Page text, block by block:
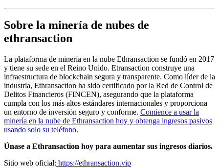
Sobre la minería de nubes de
ethransaction
La plataforma de minería en la nube Ethransaction se fundó en 2017
y tiene su sede en el Reino Unido. Etransaction construye una
infraestructura de blockchain segura y transparente. Como líder de la
industria, Ethransaction ha sido certificado por la Red de Control de
Delitos Financieros (FINCEN), asegurando que la plataforma
cumpla con los más altos estándares internacionales y proporciona
un entorno de inversión seguro y conforme. Comience a usar la
minería en la nube de Ethransaction hoy y obtenga ingresos pasivos
usando solo su teléfono.
Únase a Ethransaction hoy para aumentar sus ingresos diarios.
Sitio web oficial: https://ethransaction.vip